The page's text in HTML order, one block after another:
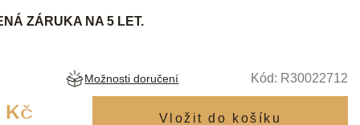
ZÁRUKA NA 5 LET.
Možnosti doručení Kód: R30022712